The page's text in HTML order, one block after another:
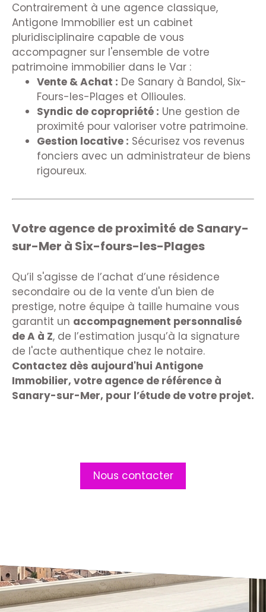
Contrairement à une agence classique,
Antigone Immobilier est un cabinet
pluridisciplinaire capable de vous
accompagner sur l'ensemble de votre
patrimoine immobilier dans le Var :
Vente & Achat : De Sanary à Bandol, Six-
Fours-les-Plages et Ollioules.
Syndic de copropriété : Une gestion de
proximité pour valoriser votre patrimoine.
Gestion locative : Sécurisez vos revenus
fonciers avec un administrateur de biens
rigoureux.
Votre agence de proximité de Sanary-
sur-Mer à Six-fours-les-Plages
Qu’il s'agisse de l’achat d’une résidence
secondaire ou de la vente d'un bien de
prestige, notre équipe à taille humaine vous
garantit un accompagnement personnalisé
de A à Z, de l’estimation jusqu’à la signature
de l'acte authentique chez le notaire.
Contactez dès aujourd'hui Antigone
Immobilier, votre agence de référence à
Sanary-sur-Mer, pour l’étude de votre projet.
Nous contacter